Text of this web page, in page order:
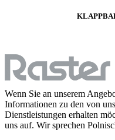
Wenn Sie an unserem
Informationen zu den von
Dienstleistungen erhalten
uns auf. Wir sprechen